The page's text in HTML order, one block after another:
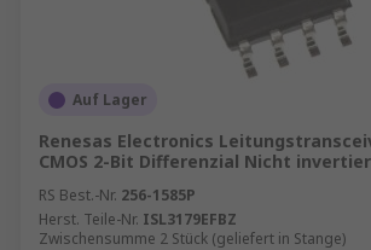
Auf Lager
Renesas Electronics
CMOS 2-Bit Differenzial Nicht
RS Best.-Nr. 256-1585P
Herst. Teile-Nr. ISL3179EFBZ
Zwischensumme 2 Stück (geliefert in Stange)